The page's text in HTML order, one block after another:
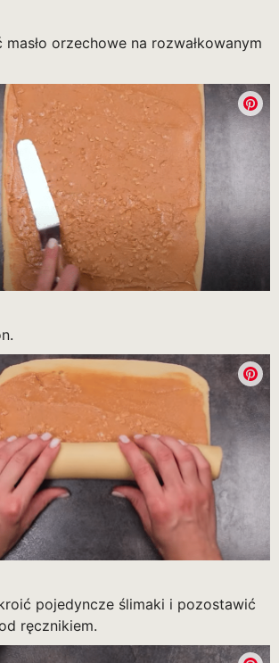
orzechowe na rozwałkowanym
pojedyncze ślimaki i pozostawić
ręcznikiem.